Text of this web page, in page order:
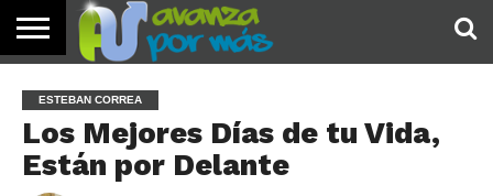
PALABRA
DE HOY
DEVOCIONALES
NOTICIAS
TESTIMONIOS
ORACIONES
SOBRE
NOSOTROS
IMÁGENES
ESTEBAN CORREA
Los Mejores Días de tu Vida,
Están por Delante